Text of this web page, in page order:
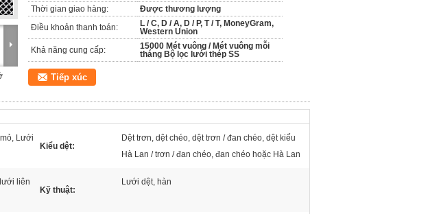
Thời gian giao hàng:
Được thương lượng
Điều khoản thanh toán:
L / C, D / A, D / P, T / T, MoneyGram,
Western Union
Khả năng cung cấp:
15000 Mét vuông / Mét vuông mỗi
tháng Bộ lọc lưới thép SS
Tiếp xúc
Lưới
Kiểu dệt:
Dệt trơn, dệt chéo, dệt trơn / đan chéo, dệt kiểu
Hà Lan / trơn / đan chéo, đan chéo hoặc Hà Lan
liên
Kỹ thuật:
Lưới dệt, hàn